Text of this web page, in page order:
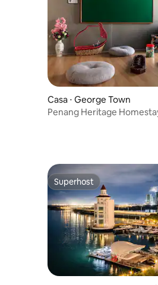
Casa ⋅ George Town
Penang Heritage
Superhost
Superhost